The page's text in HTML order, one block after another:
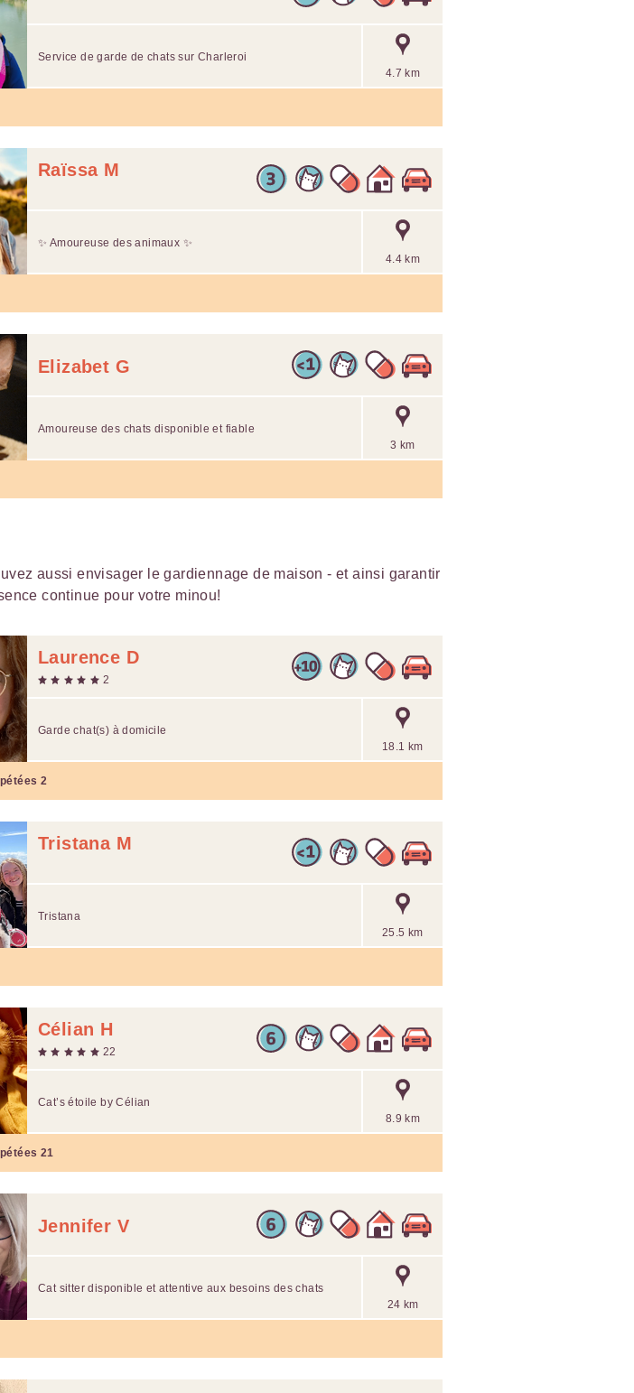
4.7 km
Service de garde de chats sur Charleroi
Raïssa M
4.4 km
✨ Amoureuse des animaux ✨
Elizabet G
3 km
Amoureuse des chats disponible et fiable
aussi envisager le gardiennage de maison - et ainsi garantir
continue pour votre minou!
Laurence D
2
18.1 km
Garde chat(s) à domicile
2
Tristana M
25.5 km
Tristana
Célian H
22
8.9 km
Cat’s étoile by Célian
21
Jennifer V
24 km
Cat sitter disponible et attentive aux besoins des chats